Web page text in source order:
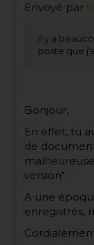
Envoyé par
il y a
poste que
Bonjour,
En effet, tu
de
version".
A une
enregistrés,